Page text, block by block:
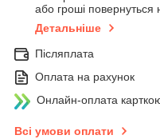
або гроші повернуться
Детальніше
Післяплата
Оплата на рахунок
Онлайн-оплата
Всі умови оплати